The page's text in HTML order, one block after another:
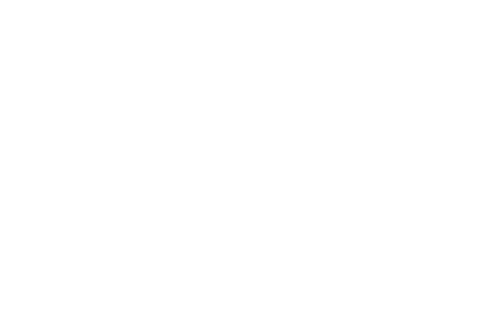
von Abfällen (soweit Ihnen bereits erteilt)
erstellen möchten)
Antrag erfolgt ist)
sind: Ihr Entsorgungsfachbetriebezertifikat bzw. Ihre
Zertifizierung besitzt; in Form einer PDF-Datei mit